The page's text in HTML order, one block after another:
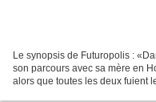
Le synopsis de Futuropolis :
son parcours avec sa mère en
alors que toutes les deux fuient